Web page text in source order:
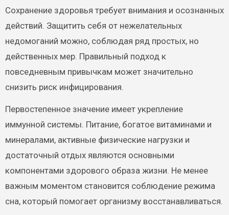
Сохранение здоровья требует внимания и осознанных
действий. Защитить себя от нежелательных
недомоганий можно, соблюдая ряд простых, но
действенных мер. Правильный подход к
повседневным привычкам может значительно
снизить риск инфицирования.
Первостепенное значение имеет укрепление
иммунной системы. Питание, богатое витаминами и
минералами, активные физические нагрузки и
достаточный отдых являются основными
компонентами здорового образа жизни. Не менее
важным моментом становится соблюдение режима
сна, который помогает организму восстанавливаться.